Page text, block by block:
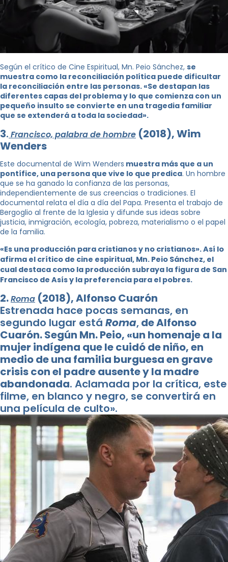
Según el crítico de Cine Espiritual, Mn. Peio Sánchez, se
muestra como la reconciliación política puede dificultar
la reconciliación entre las personas. «Se destapan las
diferentes capas del problema y lo que comienza con un
pequeño insulto se convierte en una tragedia familiar
que se extenderá a toda la sociedad».
3. Francisco, palabra de hombre (2018), Wim
Wenders
Este documental de Wim Wenders muestra más que a un
pontífice, una persona que vive lo que predica. Un hombre
que se ha ganado la confianza de las personas,
independientemente de sus creencias o tradiciones. El
documental relata el día a día del Papa. Presenta el trabajo de
Bergoglio al frente de la Iglesia y difunde sus ideas sobre
justicia, inmigración, ecología, pobreza, materialismo o el papel
de la familia.
«Es una producción para cristianos y no cristianos». Así lo
afirma el crítico de cine espiritual, Mn. Peio Sánchez, el
cual destaca como la producción subraya la figura de San
Francisco de Asís y la preferencia para el pobres.
2.Roma (2018), Alfonso Cuarón
Estrenada hace pocas semanas, en
segundo lugar está Roma,de Alfonso
Cuarón. Según Mn. Peio, «un homenaje a la
mujer indígena que le cuidó de niño, en
medio de una familia burguesa en grave
crisis con el padre ausente y la madre
abandonada. Aclamada por la crítica, este
filme, en blanco y negro, se convertirá en
una película de culto».